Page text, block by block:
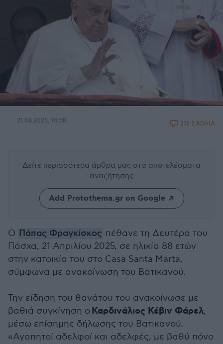
21.04.2025, 10:58 212 ΣΧΟΛΙΑ
Δείτε περισσότερα άρθρα μας στα αποτελέσματα
αναζήτησης
Add Protothema.gr on Google
Ο Πάπας Φραγκίσκος πέθανε τη Δευτέρα του
Πάσχα, 21 Απριλίου 2025, σε ηλικία 88 ετών
στην κατοικία του στο Casa Santa Marta,
σύμφωνα με ανακοίνωση του Βατικανού.
Την είδηση του θανάτου του ανακοίνωσε με
βαθιά συγκίνηση οΚαρδινάλιος Κέβιν Φάρελ,
μέσω επίσημης δήλωσης του Βατικανού.
«Αγαπητοί αδελφοί και αδελφές, με βαθύ πόνο